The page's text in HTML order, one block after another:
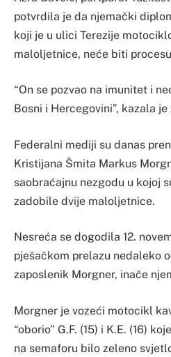
potvrdila je da njemački
koji je u ulici Terezije
maloljetnice, neće biti
“On se pozvao na imunitet i
Bosni i Hercegovini”, kazala je
Federalni mediji su danas
Kristijana Šmita Markus
saobraćajnu nezgodu u kojoj
zadobile dvije maloljetnice.
Nesreća se dogodila 12.
pješačkom prelazu nedaleko
zaposlenik Morgner, inače
Morgner je vozeći motocikl
“oborio” G.F. (15) i K.E. (16)
na semaforu bilo zeleno